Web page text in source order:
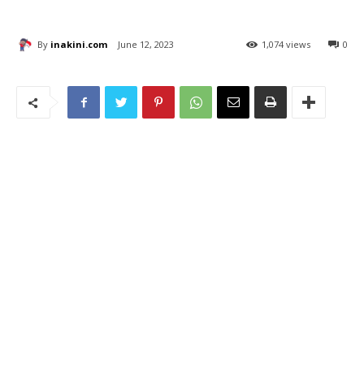
By inakini.com June 12, 2023 0
1,074 views